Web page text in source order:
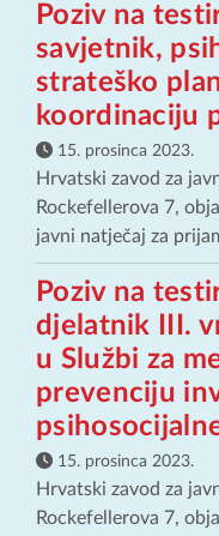
Poziv na
savjetnik,
strateško
koordinaciju
15. prosinca 2023.
Hrvatski zavod za
Rockefellerova 7,
javni natječaj za
Poziv na
djelatnik III.
u Službi za
prevenciju
15. prosinca 2023.
Hrvatski zavod za
Rockefellerova 7,